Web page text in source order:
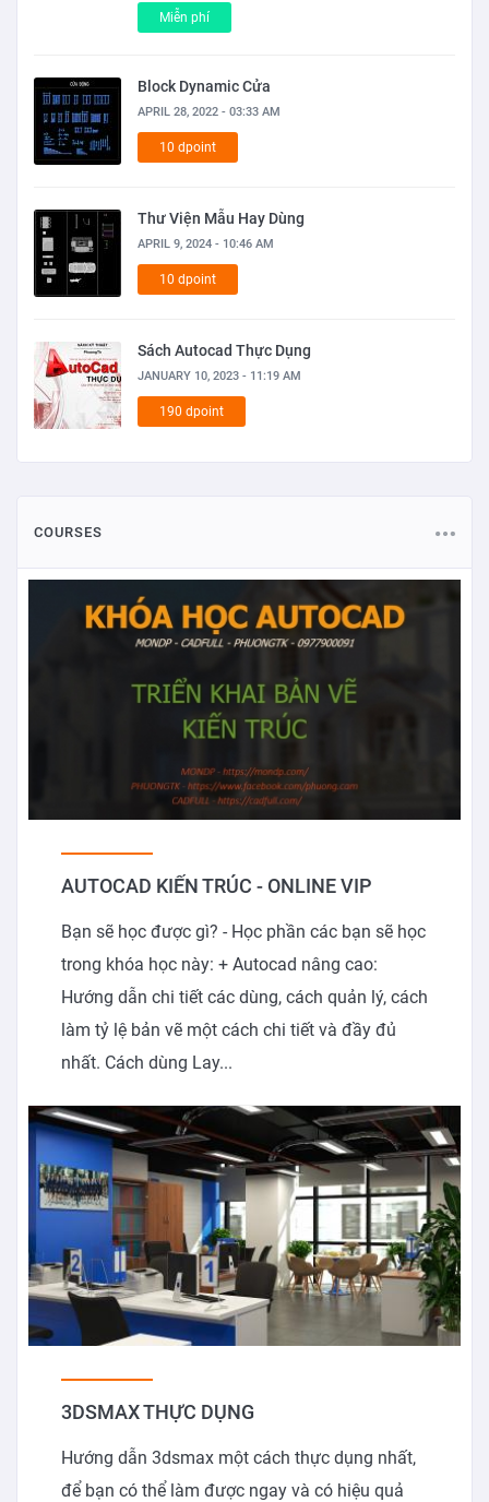
Miễn phí
Block Dynamic Cửa
APRIL 28, 2022 - 03:33 AM
10 dpoint
Thư Viện Mẫu Hay Dùng
APRIL 9, 2024 - 10:46 AM
10 dpoint
Sách Autocad Thực Dụng
JANUARY 10, 2023 - 11:19 AM
190 dpoint
COURSES
AUTOCAD KIẾN TRÚC - ONLINE VIP
Bạn sẽ học được gì? - Học phần các bạn sẽ học
trong khóa học này: + Autocad nâng cao:
Hướng dẫn chi tiết các dùng, cách quản lý, cách
làm tỷ lệ bản vẽ một cách chi tiết và đầy đủ
nhất. Cách dùng Lay...
3DSMAX THỰC DỤNG
Hướng dẫn 3dsmax một cách thực dụng nhất,
để bạn có thể làm được ngay và có hiệu quả